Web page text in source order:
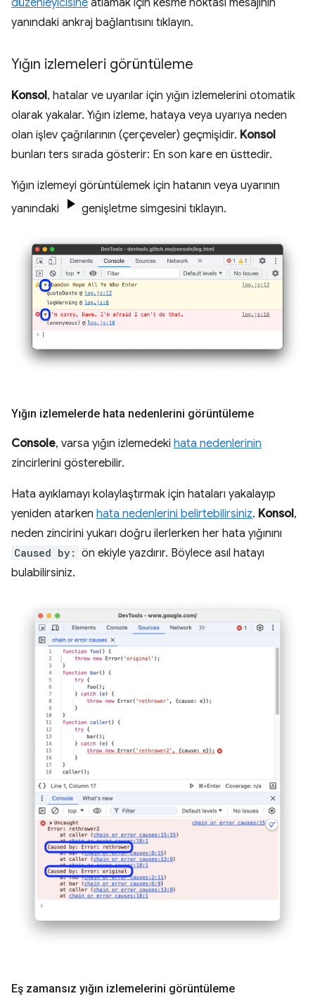
düzenleyicisine atlamak için kesme noktası mesajının
yanındaki ankraj bağlantısını tıklayın.
Yığın izlemeleri görüntüleme
Konsol, hatalar ve uyarılar için yığın izlemelerini otomatik
olarak yakalar. Yığın izleme, hataya veya uyarıya neden
olan işlev çağrılarının (çerçeveler) geçmişidir. Konsol
bunları ters sırada gösterir: En son kare en üsttedir.
Yığın izlemeyi görüntülemek için hatanın veya uyarının
yanındaki
genişletme simgesini tıklayın.
Yığın izlemelerde hata nedenlerini görüntüleme
Console, varsa yığın izlemedeki hata nedenlerinin
zincirlerini gösterebilir.
Hata ayıklamayı kolaylaştırmak için hataları yakalayıp
yeniden atarken hata nedenlerini belirtebilirsiniz. Konsol,
neden zincirini yukarı doğru ilerlerken her hata yığınını
Caused by: ön ekiyle yazdırır. Böylece asıl hatayı
bulabilirsiniz.
Eş zamansız yığın izlemelerini görüntüleme